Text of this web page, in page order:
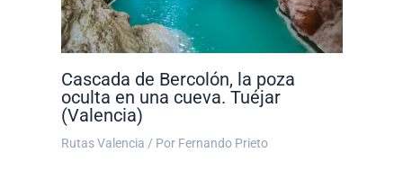
Cascada de Bercolón, la poza
oculta en una cueva. Tuéjar
(Valencia)
Rutas Valencia / Por Fernando Prieto